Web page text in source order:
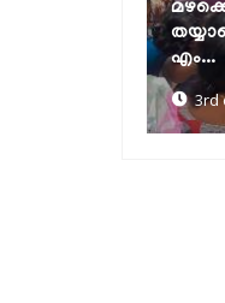
ഘട്ടം നേരിടാനുള്ള
മന്ത്രി